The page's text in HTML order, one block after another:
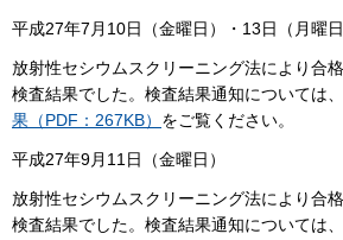
平成27年7月10日（金曜日）・13日（月曜日
放射性セシウムスクリーニング法により合
検査結果でした。検査結果通知については、
果（PDF：267KB） をご覧ください。
平成27年9月11日（金曜日）
放射性セシウムスクリーニング法により合
検査結果でした。検査結果通知については、